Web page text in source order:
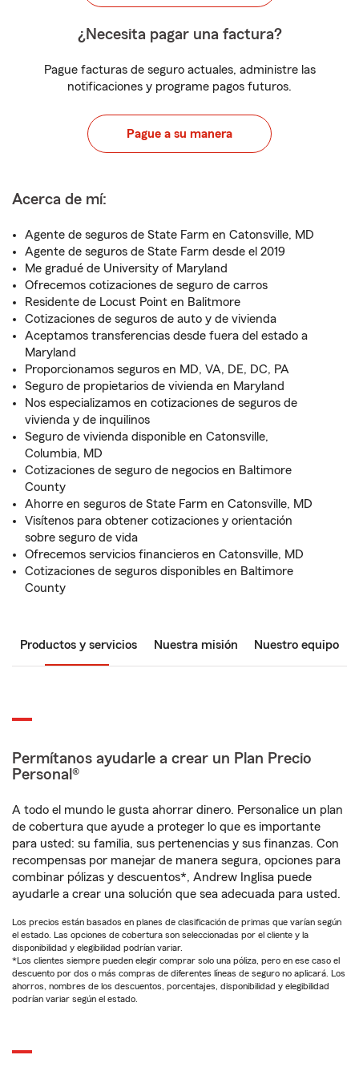
¿Necesita pagar una factura?
Pague facturas de seguro actuales, administre las
notificaciones y programe pagos futuros.
Pague a su manera
Acerca de mí:
Agente de seguros de State Farm en Catonsville, MD
Agente de seguros de State Farm desde el 2019
Me gradué de University of Maryland
Ofrecemos cotizaciones de seguro de carros
Residente de Locust Point en Balitmore
Cotizaciones de seguros de auto y de vivienda
Aceptamos transferencias desde fuera del estado a
Maryland
Proporcionamos seguros en MD, VA, DE, DC, PA
Seguro de propietarios de vivienda en Maryland
Nos especializamos en cotizaciones de seguros de
vivienda y de inquilinos
Seguro de vivienda disponible en Catonsville,
Columbia, MD
Cotizaciones de seguro de negocios en Baltimore
County
Ahorre en seguros de State Farm en Catonsville, MD
Visítenos para obtener cotizaciones y orientación
sobre seguro de vida
Ofrecemos servicios financieros en Catonsville, MD
Cotizaciones de seguros disponibles en Baltimore
County
Productos y servicios Nuestra misión Nuestro equipo
Permítanos ayudarle a crear un Plan Precio
Personal®
A todo el mundo le gusta ahorrar dinero. Personalice un plan
de cobertura que ayude a proteger lo que es importante
para usted: su familia, sus pertenencias y sus finanzas. Con
recompensas por manejar de manera segura, opciones para
combinar pólizas y descuentos*, Andrew Inglisa puede
ayudarle a crear una solución que sea adecuada para usted.
Los precios están basados en planes de clasificación de primas que varían según
el estado. Las opciones de cobertura son seleccionadas por el cliente y la
disponibilidad y elegibilidad podrían variar.
*Los clientes siempre pueden elegir comprar solo una póliza, pero en ese caso el
descuento por dos o más compras de diferentes líneas de seguro no aplicará. Los
ahorros, nombres de los descuentos, porcentajes, disponibilidad y elegibilidad
podrían variar según el estado.